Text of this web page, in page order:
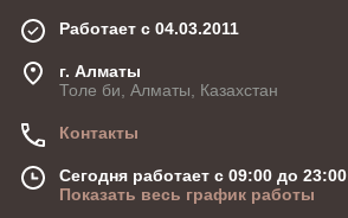
Работает с 04.03.2011
г. Алматы
Толе би, Алматы, Казахстан
Контакты
Сегодня работает с 09:00 до 23:00
Показать весь график работы